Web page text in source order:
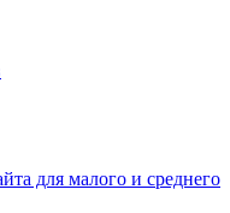
для малого и среднего